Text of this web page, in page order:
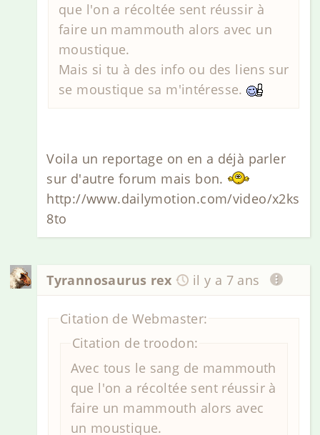
que l'on a récoltée sent réussir à
faire un mammouth alors avec un
moustique.
Mais si tu à des info ou des liens sur
se moustique sa m'intéresse.
Voila un reportage on en a déjà parler
sur d'autre forum mais bon.
http://www.dailymotion.com/video/x2ks
8to
Tyrannosaurus rex il y a 7 ans
Citation de Webmaster:
Citation de troodon:
Avec tous le sang de mammouth
que l'on a récoltée sent réussir à
faire un mammouth alors avec
un moustique.